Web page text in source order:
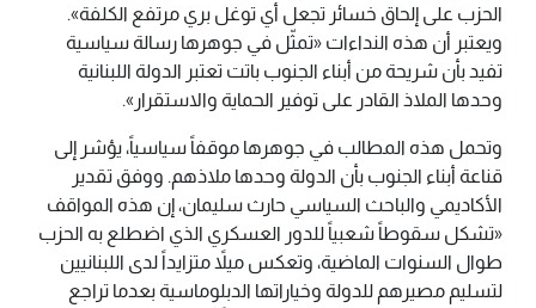
الحزب على إلحاق خسائر تجعل أي توغل بري مرتفع الكلفة».
ويعتبر أن هذه النداءات «تمثّل في جوهرها رسالة سياسية
تفيد بأن شريحة من أبناء الجنوب باتت تعتبر الدولة اللبنانية
وحدها الملاذ القادر على توفير الحماية والاستقرار».
وتحمل هذه المطالب في جوهرها موقفاً سياسياً، يؤشر إلى
قناعة أبناء الجنوب بأن الدولة وحدها ملاذهم. ووفق تقدير
الأكاديمي والباحث السياسي حارث سليمان، إن هذه المواقف
«تشكل سقوطاً شعبياً للدور العسكري الذي اضطلع به الحزب
طوال السنوات الماضية، وتعكس ميلاً متزايداً لدى اللبنانيين
لتسليم مصيرهم للدولة وخياراتها الدبلوماسية بعدما تراجع